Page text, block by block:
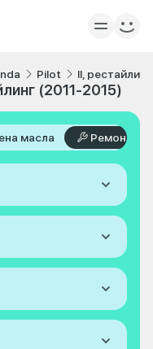
Pilot II,
(2011-2015)
масла Ремонт